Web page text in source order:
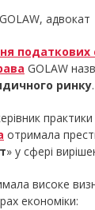
адвокат
податкових
GOLAW
ринку.
отримала
» у сфері
високе
економіки: